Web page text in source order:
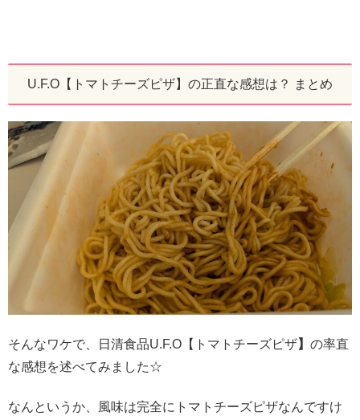
U.F.O【トマトチーズピザ】の正直な感想は？ まとめ
そんなワケで、日清食品U.F.O【トマトチーズピザ】 の率直
な感想を述べてみました☆
なんというか、風味は完全にトマトチーズピザなんですけ